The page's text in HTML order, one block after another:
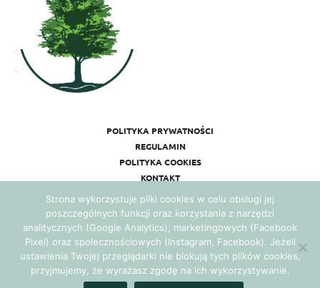
POLITYKA PRYWATNOŚCI
REGULAMIN
POLITYKA COOKIES
KONTAKT
Realizacja: Agencja Marketingowa Ambitnamarka.pl
Strona wykorzystuje pliki cookies w celu obsługi jej
poszczególnych funkcji oraz korzystania z narzędzi
analitycznych (Google Analytics), marketingowych (Facebook
Pixel) oraz społecznościowych (Instagram, Facebook). Jeżeli
ustawienia Twojej przeglądarki nie blokują tych plików cookies,
przyjmujemy, że wyrażasz zgodę na ich wykorzystywanie.